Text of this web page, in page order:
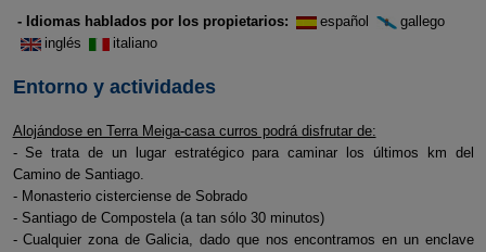
- Idiomas hablados por los propietarios: español
gallego
inglés
italiano
Entorno y actividades
Alojándose en Terra Meiga-casa curros podrá disfrutar de:
- Se trata de un lugar estratégico para caminar los últimos km del
Camino de Santiago.
- Monasterio cisterciense de Sobrado
- Santiago de Compostela (a tan sólo 30 minutos)
- Cualquier zona de Galicia, dado que nos encontramos en un enclave